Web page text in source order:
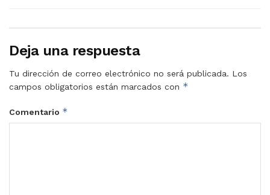
Deja una respuesta
Tu dirección de correo electrónico no será publicada. Los
campos obligatorios están marcados con *
Comentario *